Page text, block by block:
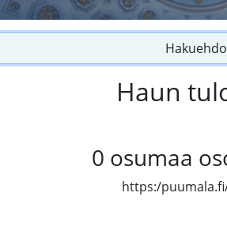
Haun
0 osumaa
https:/